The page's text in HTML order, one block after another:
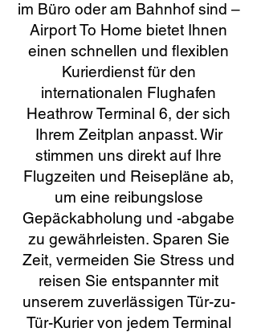
im Büro oder am Bahnhof sind –
Airport To Home bietet Ihnen
einen schnellen und flexiblen
Kurierdienst für den
internationalen Flughafen
Heathrow Terminal 6, der sich
Ihrem Zeitplan anpasst. Wir
stimmen uns direkt auf Ihre
Flugzeiten und Reisepläne ab,
um eine reibungslose
Gepäckabholung und -abgabe
zu gewährleisten. Sparen Sie
Zeit, vermeiden Sie Stress und
reisen Sie entspannter mit
unserem zuverlässigen Tür-zu-
Tür-Kurier von jedem Terminal